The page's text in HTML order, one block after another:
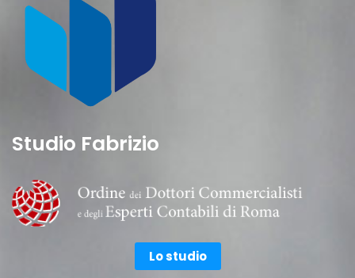
Studio Fabrizio
Lo studio